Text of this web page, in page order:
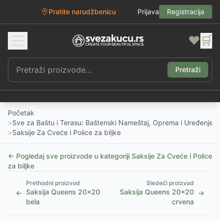
Pratite narudžbenicu Prijava Registracija
❤️ 🛒
Pretraži
Početak
>Sve za Baštu i Terasu: Baštenski Nameštaj, Oprema i Uređenje
>Saksije Za Cveće i Police za biljke
← Pogledaj sve proizvode u kategoriji Saksije Za Cveće i Police
za biljke
←
Prethodni proizvod
Saksija Queens 20x20
bela
Sledeći proizvod
Saksija Queens 20x20
crvena
→